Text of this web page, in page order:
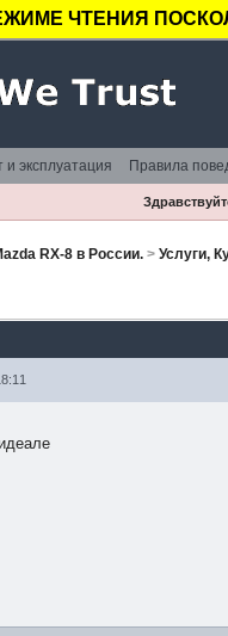
ЧТЕНИЯ
эксплуатация Правила
RX-8 в России.> Услуги,